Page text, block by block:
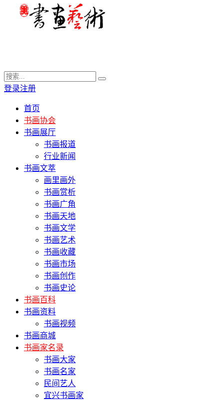
登录注册
首页
书画协会
书画展厅
书画报道
行业新闻
书画文萃
画里画外
书画赏析
书画广角
书画天地
书画文学
书画艺术
书画收藏
书画市场
书画创作
书画史论
书画百科
书画资料
书画视频
书画商城
书画家名录
书画大家
书画名家
民间艺人
宜兴书画家